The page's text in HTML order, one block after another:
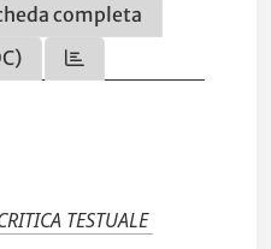
completa
TESTUALE